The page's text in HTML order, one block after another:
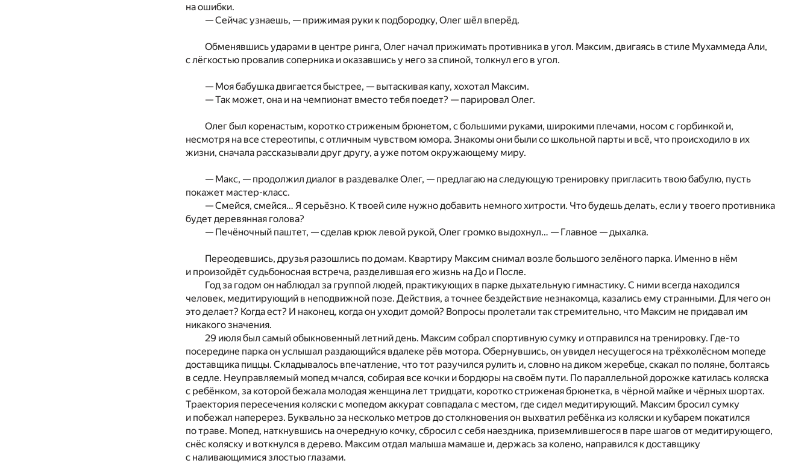
на ошибки.
— Сейчас узнаешь, — прижимая руки к подбородку, Олег шёл вперёд.
Обменявшись ударами в центре ринга, Олег начал прижимать противника в угол. Максим, двигаясь в стиле Мухаммеда Али,
с лёгкостью провалив соперника и оказавшись у него за спиной, толкнул его в угол.
— Моя бабушка двигается быстрее, — вытаскивая капу, хохотал Максим.
— Так может, она и на чемпионат вместо тебя поедет? — парировал Олег.
Олег был коренастым, коротко стриженым брюнетом, с большими руками, широкими плечами, носом с горбинкой и,
несмотря на все стереотипы, с отличным чувством юмора. Знакомы они были со школьной парты и всё, что происходило в их
жизни, сначала рассказывали друг другу, а уже потом окружающему миру.
— Макс, — продолжил диалог в раздевалке Олег, — предлагаю на следующую тренировку пригласить твою бабулю, пусть
покажет мастер-класс.
— Смейся, смейся… Я серьёзно. К твоей силе нужно добавить немного хитрости. Что будешь делать, если у твоего противника
будет деревянная голова?
— Печёночный паштет, — сделав крюк левой рукой, Олег громко выдохнул… — Главное — дыхалка.
Переодевшись, друзья разошлись по домам. Квартиру Максим снимал возле большого зелёного парка. Именно в нём
и произойдёт судьбоносная встреча, разделившая его жизнь на До и После.
Год за годом он наблюдал за группой людей, практикующих в парке дыхательную гимнастику. С ними всегда находился
человек, медитирующий в неподвижной позе. Действия, а точнее бездействие незнакомца, казались ему странными. Для чего он
это делает? Когда ест? И наконец, когда он уходит домой? Вопросы пролетали так стремительно, что Максим не придавал им
никакого значения.
29 июля был самый обыкновенный летний день. Максим собрал спортивную сумку и отправился на тренировку. Где-то
посередине парка он услышал раздающийся вдалеке рёв мотора. Обернувшись, он увидел несущегося на трёхколёсном мопеде
доставщика пиццы. Складывалось впечатление, что тот разучился рулить и, словно на диком жеребце, скакал по поляне, болтаясь
в седле. Неуправляемый мопед мчался, собирая все кочки и бордюры на своём пути. По параллельной дорожке катилась коляска
с ребёнком, за которой бежала молодая женщина лет тридцати, коротко стриженая брюнетка, в чёрной майке и чёрных шортах.
Траектория пересечения коляски с мопедом аккурат совпадала с местом, где сидел медитирующий. Максим бросил сумку
и побежал наперерез. Буквально за несколько метров до столкновения он выхватил ребёнка из коляски и кубарем покатился
по траве. Мопед, наткнувшись на очередную кочку, сбросил с себя наездника, приземлившегося в паре шагов от медитирующего,
снёс коляску и воткнулся в дерево. Максим отдал малыша мамаше и, держась за колено, направился к доставщику
с наливающимися злостью глазами.